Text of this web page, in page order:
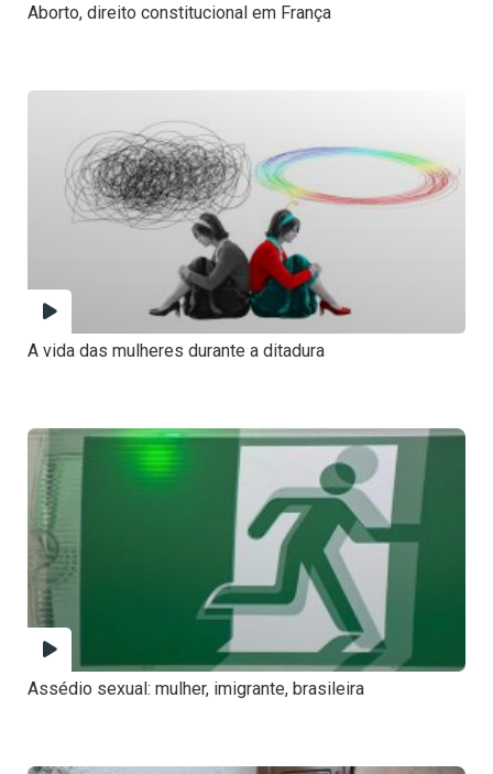
Aborto, direito constitucional em França
A vida das mulheres durante a ditadura
Assédio sexual: mulher, imigrante, brasileira